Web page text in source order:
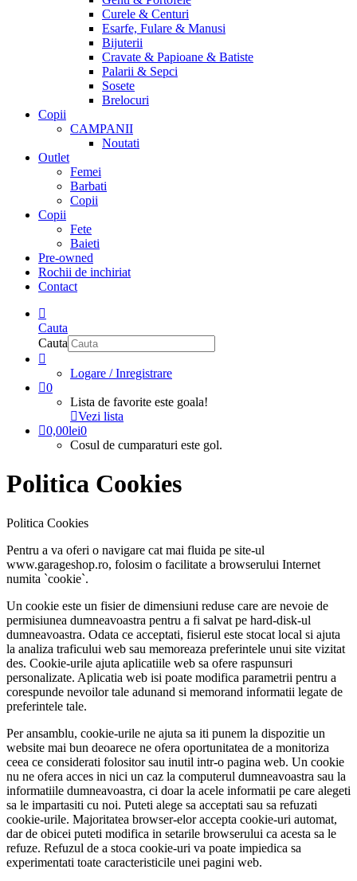
Curele & Centuri
Esarfe, Fulare & Manusi
Bijuterii
Cravate & Papioane & Batiste
Palarii & Sepci
Sosete
Brelocuri
Copii
CAMPANII
Noutati
Outlet
Femei
Barbati
Copii
Copii
Fete
Baieti
Pre-owned
Rochii de inchiriat
Contact
Cauta
Cauta
Logare / Inregistrare
0
Lista de favorite este goala!
Vezi lista
0,00lei0
Cosul de cumparaturi este gol.
Politica Cookies
Politica Cookies
Pentru a va oferi o navigare cat mai fluida pe site-ul
www.garageshop.ro, folosim o facilitate a browserului Internet
numita `cookie`.
Un cookie este un fisier de dimensiuni reduse care are nevoie de
permisiunea dumneavoastra pentru a fi salvat pe hard-disk-ul
dumneavoastra. Odata ce acceptati, fisierul este stocat local si ajuta
la analiza traficului web sau memoreaza preferintele unui site vizitat
des. Cookie-urile ajuta aplicatiile web sa ofere raspunsuri
personalizate. Aplicatia web isi poate modifica parametrii pentru a
corespunde nevoilor tale adunand si memorand informatii legate de
preferintele tale.
Per ansamblu, cookie-urile ne ajuta sa iti punem la dispozitie un
website mai bun deoarece ne ofera oportunitatea de a monitoriza
ceea ce considerati folositor sau inutil intr-o pagina web. Un cookie
nu ne ofera acces in nici un caz la computerul dumneavoastra sau la
informatiile dumneavoastra, ci doar la acele informatii pe care alegeti
sa le impartasiti cu noi. Puteti alege sa acceptati sau sa refuzati
cookie-urile. Majoritatea browser-elor accepta cookie-uri automat,
dar de obicei puteti modifica in setarile browserului ca acesta sa le
refuze. Refuzul de a stoca cookie-uri va poate impiedica sa
experimentati toate caracteristicile unei pagini web.